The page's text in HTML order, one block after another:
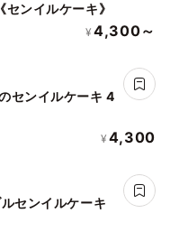
ンイルケーキ》
¥ 4,300～
センイルケーキ 4
¥ 4,300
センイルケーキ